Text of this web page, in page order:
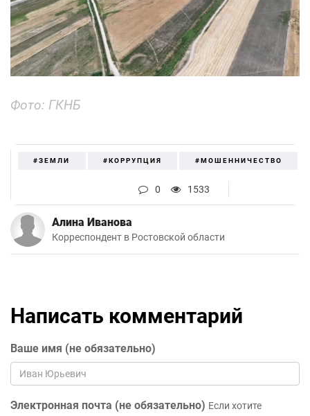
Фото: ГКНБ
#ЗЕМЛИ #КОРРУПЦИЯ #МОШЕННИЧЕСТВО
0 1533
Алина Иванова
Корреспондент в Ростовской области
Написать комментарий
Ваше имя (не обязательно)
Электронная почта (не обязательно) Если хотите